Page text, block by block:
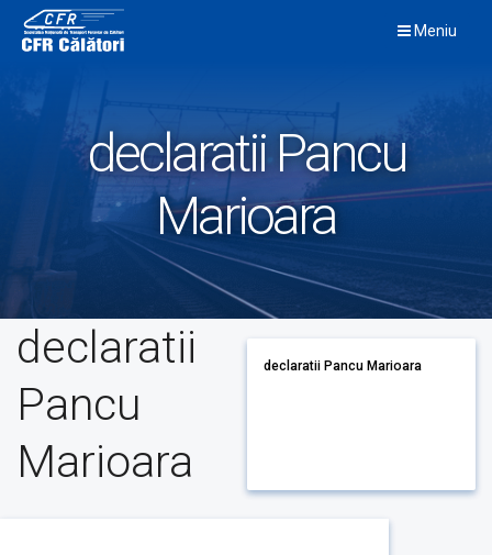
content
Meniu
declaratii Pancu
Marioara
declaratii
Pancu
Marioara
declaratii Pancu Marioara